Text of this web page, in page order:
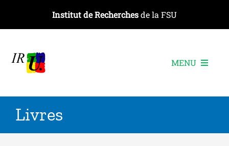
contenu
Institut de Recherchesde la FSU
MENU
Les recherches
Livres